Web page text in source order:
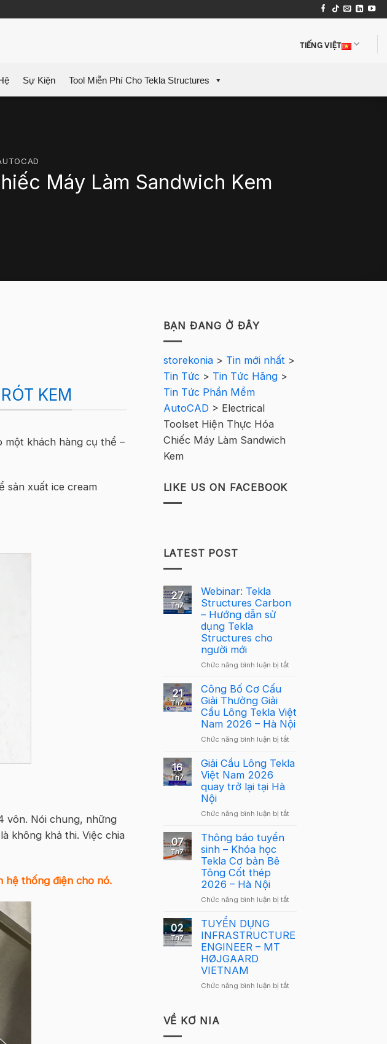
TIẾNG VIỆT
Sự Kiện Tool Miễn Phí Cho Tekla Structures
Máy Làm Sandwich Kem
KEM
một khách hàng cụ thể –
sản xuất ice cream
vôn. Nói chung, những
không khả thi. Việc chia
hệ thống điện cho nó.
BẠN ĐANG Ở ĐÂY
storekonia> Tin mới nhất>
Tin Tức> Tin Tức Hãng>
Tin Tức Phần Mềm
AutoCAD > Electrical
Toolset Hiện Thực Hóa
Chiếc Máy Làm Sandwich
Kem
LIKE US ON FACEBOOK
LATEST POST
27
Th7
Webinar: Tekla
Structures Carbon
– Hướng dẫn sử
dụng Tekla
Structures cho
người mới
Chức năng bình luận bị tắtở
Carbon
–
Hướng
dẫn
dụng
21
Th7
Công Bố Cơ Cấu
Giải Thưởng Giải
Cầu Lông Tekla Việt
Nam 2026 – Hà Nội
Chức năng bình luận bị tắtở
Bố
Giải
Hà
16
Th7
Giải Cầu Lông Tekla
Việt Nam 2026
quay trở lại tại Hà
Nội
Chức năng bình luận bị tắtở
quay
tại
07
Th7
Thông báo tuyển
sinh – Khóa học
Tekla Cơ bản Bê
Tông Cốt thép
2026 – Hà Nội
Chức năng bình luận bị tắtở
tuyển
Tekla
02
Th7
TUYỂN DỤNG
INFRASTRUCTURE
ENGINEER – MT
HØJGAARD
VIETNAM
Chức năng bình luận bị tắtở
VỀ KƠ NIA